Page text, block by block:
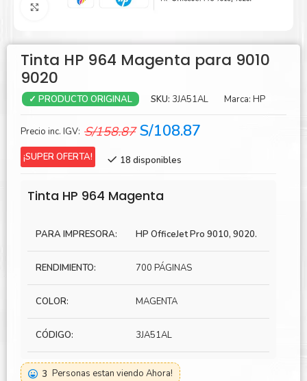
Agrandar
Tinta HP 964 Magenta para 9010
9020
✓ PRODUCTO ORIGINAL SKU: 3JA51AL Marca: HP
Precio inc. IGV: S/158.87 El
original
S/158.87.
S/108.87
¡SUPER OFERTA! 18 disponibles
Tinta HP 964 Magenta
PARA IMPRESORA: HP OfficeJet Pro 9010, 9020.
RENDIMIENTO: 700 PÁGINAS
COLOR: MAGENTA
CÓDIGO: 3JA51AL
3 Personas estan viendo Ahora!